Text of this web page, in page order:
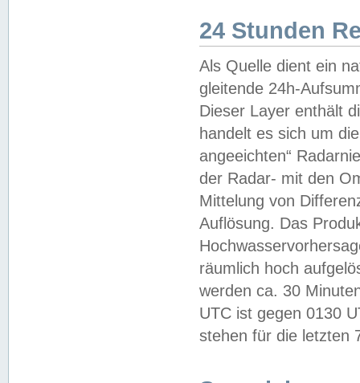
24 Stunden
Als Quelle dient ein
gleitende 24h-
Dieser Layer enthält
handelt es sich um
angeeichten“
der Radar- mit den
Mittelung von
Auflösung. Das
räumlich hoch
werden ca. 30
UTC ist gegen 0130
stehen für die letzten